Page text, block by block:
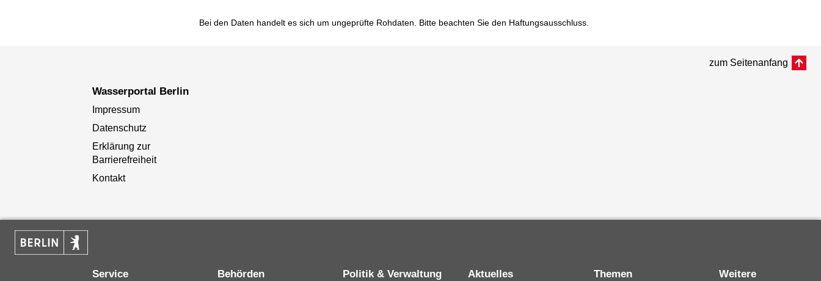
Bei den Daten handelt es sich um ungeprüfte Rohdaten. Bitte beachten Sie den Haftungsausschluss.
zum Seitenanfang
Wasserportal Berlin
Impressum
Datenschutz
Erklärung zur
Barrierefreiheit
Kontakt
Service Behörden Politik & Verwaltung Aktuelles Themen
Weitere